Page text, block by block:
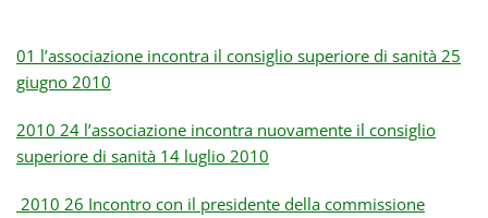
01 l’associazione incontra il consiglio superiore di sanità 25
giugno 2010
2010 24 l’associazione incontra nuovamente il consiglio
superiore di sanità 14 luglio 2010
2010 26 Incontro con il presidente della commissione